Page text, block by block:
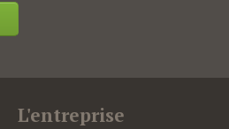
L'entreprise